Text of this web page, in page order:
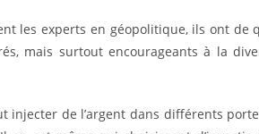
les experts en géopolitique, ils ont de
mais surtout encourageants à la
injecter de l’argent dans différents